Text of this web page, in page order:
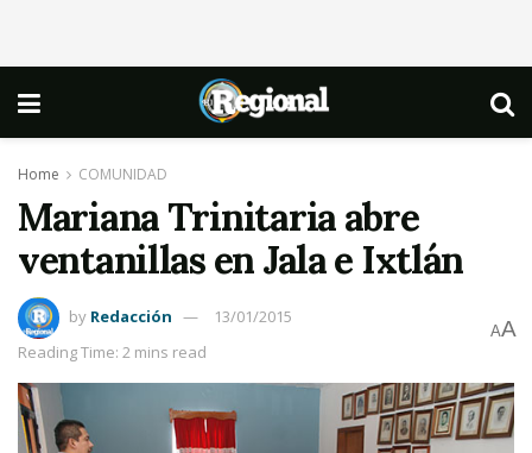
Home COMUNIDAD
Mariana Trinitaria abre
ventanillas en Jala e Ixtlán
by Redacción
13/01/2015
Reading Time: 2 mins read
AA